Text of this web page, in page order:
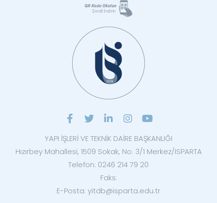
YAPI İŞLERİ VE TEKNİK DAİRE BAŞKANLIĞI
Hızırbey Mahallesi, 1509 Sokak, No: 3/1 Merkez/ISPARTA
Telefon: 0246 214 79 20
Faks:
E-Posta: yitdb@isparta.edu.tr